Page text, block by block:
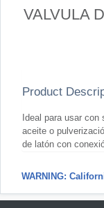
VALVULA
Product
Ideal para usar
aceite o
de latón con
WARNING: